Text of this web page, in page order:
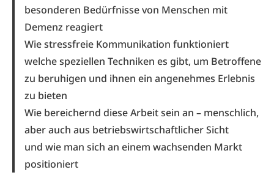
besonderen Bedürfnisse von Menschen mit
Demenz reagiert
Wie stressfreie Kommunikation funktioniert
welche speziellen Techniken es gibt, um Betroffene
zu beruhigen und ihnen ein angenehmes Erlebnis
zu bieten
Wie bereichernd diese Arbeit sein an – menschlich,
aber auch aus betriebswirtschaftlicher Sicht
und wie man sich an einem wachsenden Markt
positioniert